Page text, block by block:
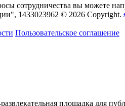
сотрудничества вы можете
1433023962 © 2026 Copyright.
Пользовательское соглашение
площадка для